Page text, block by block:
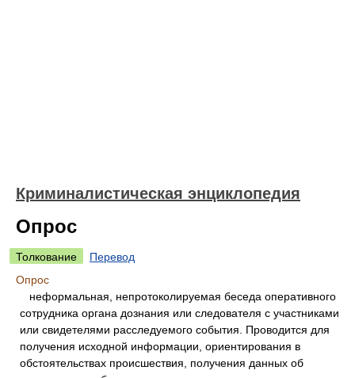
Криминалистическая энциклопедия
Опрос
Толкование
Перевод
Опрос
неформальная, непротоколируемая беседа оперативного
сотрудника органа дознания или следователя с участниками
или свидетелями расследуемого события. Проводится для
получения исходной информации, ориентирования в
обстоятельствах происшествия, получения данных об